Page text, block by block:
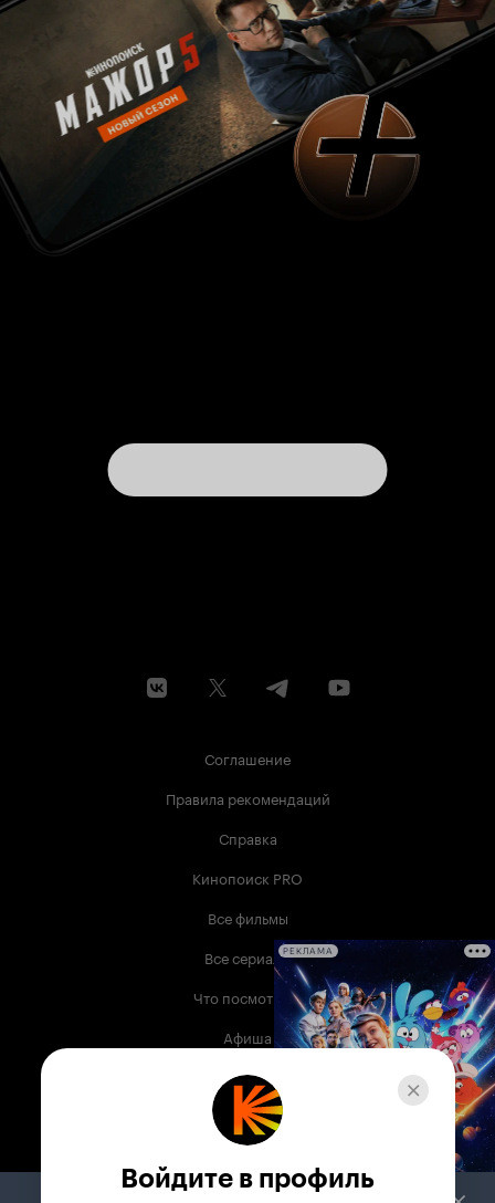
Соглашение
Правила рекомендаций
Справка
Кинопоиск PRO
Все фильмы
Все сериалы
Что посмотреть
Афиша
Музыка
Телепрограмма
Служба поддержки
РЕКЛАМА
Войдите в профиль